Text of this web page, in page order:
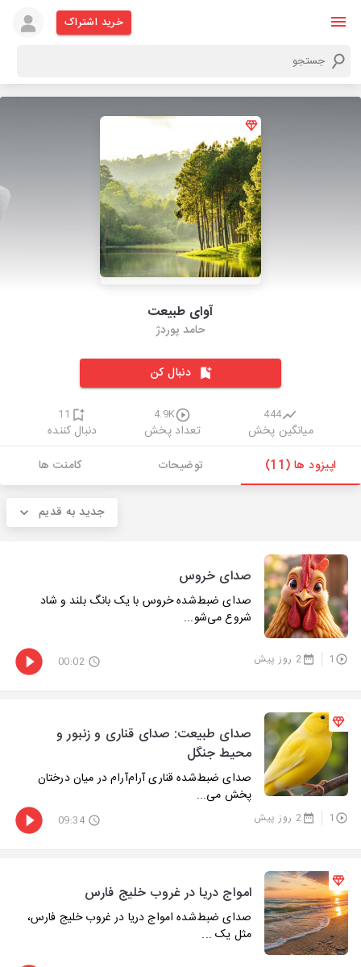
خرید اشتراک
آوای طبیعت
حامد پوردژ
دنبال کن
444
میانگین پخش
4.9K
تعداد پخش
11
دنبال کننده
اپیزود ها (11)
توضیحات کامنت ها
جدید به قدیم
صدای خروس
صدای ضبط‌شده خروس با یک بانگ بلند و شاد
شروع می‌شو...
1 2 روز پیش 00:02
صدای طبیعت: صدای قناری و زنبور و
محیط جنگل
صدای ضبط‌شده قناری آرام‌آرام در میان درختان
پخش می...
1 2 روز پیش 09:34
امواج دریا در غروب خلیج فارس
صدای ضبط‌شده امواج دریا در غروب خلیج فارس،
مثل یک ...